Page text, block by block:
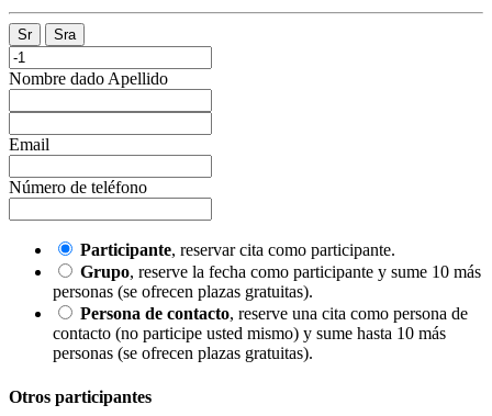
Sr Sra
Nombre dado Apellido
Email
Número de teléfono
Participante, reservar cita como participante.
Grupo, reserve la fecha como participante y sume 10 más
personas (se ofrecen plazas gratuitas).
Persona de contacto, reserve una cita como persona de
contacto (no participe usted mismo) y sume hasta 10 más
personas (se ofrecen plazas gratuitas).
Otros participantes